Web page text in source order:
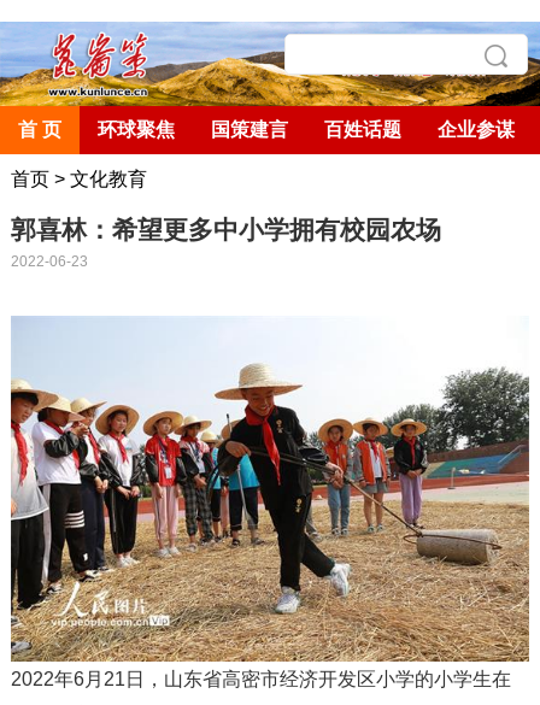
首 页 环球聚焦 国策建言 百姓话题 企业参谋
首页> 文化教育
郭喜林：希望更多中小学拥有校园农场
2022-06-23
2022年6月 21 日，山东省高密市经济开发区小学的小学生在